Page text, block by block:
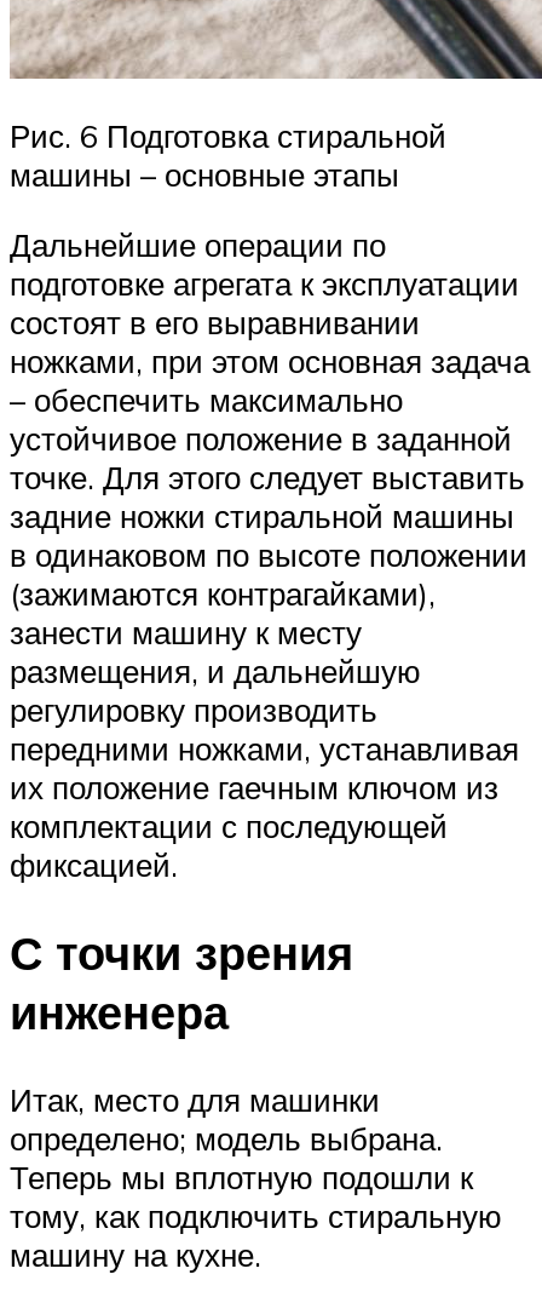
Рис. 6 Подготовка стиральной
машины – основные этапы
Дальнейшие операции по
подготовке агрегата к эксплуатации
состоят в его выравнивании
ножками, при этом основная задача
– обеспечить максимально
устойчивое положение в заданной
точке. Для этого следует выставить
задние ножки стиральной машины
в одинаковом по высоте положении
(зажимаются контрагайками),
занести машину к месту
размещения, и дальнейшую
регулировку производить
передними ножками, устанавливая
их положение гаечным ключом из
комплектации с последующей
фиксацией.
С точки зрения
инженера
Итак, место для машинки
определено; модель выбрана.
Теперь мы вплотную подошли к
тому, как подключить стиральную
машину на кухне.